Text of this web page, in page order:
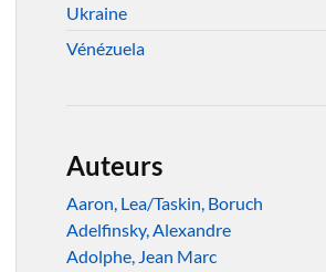
Ukraine
Vénézuela
Auteurs
Aaron, Lea/Taskin, Boruch
Adelfinsky, Alexandre
Adolphe, Jean Marc